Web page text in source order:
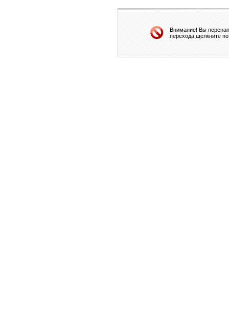
Внимание! Вы
перехода щелкните